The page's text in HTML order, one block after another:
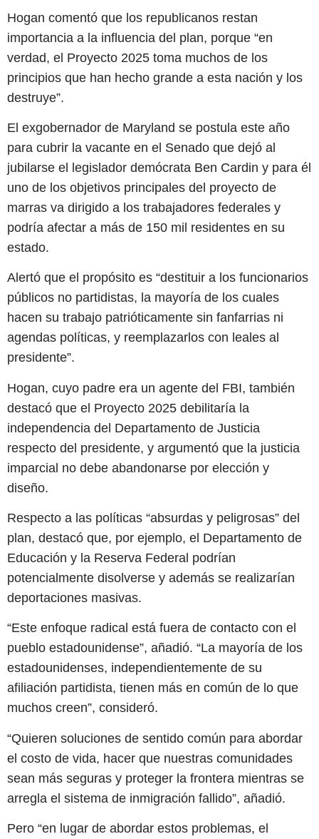
Hogan comentó que los republicanos restan
importancia a la influencia del plan, porque “en
verdad, el Proyecto 2025 toma muchos de los
principios que han hecho grande a esta nación y los
destruye”.
El exgobernador de Maryland se postula este año
para cubrir la vacante en el Senado que dejó al
jubilarse el legislador demócrata Ben Cardin y para él
uno de los objetivos principales del proyecto de
marras va dirigido a los trabajadores federales y
podría afectar a más de 150 mil residentes en su
estado.
Alertó que el propósito es “destituir a los funcionarios
públicos no partidistas, la mayoría de los cuales
hacen su trabajo patrióticamente sin fanfarrias ni
agendas políticas, y reemplazarlos con leales al
presidente”.
Hogan, cuyo padre era un agente del FBI, también
destacó que el Proyecto 2025 debilitaría la
independencia del Departamento de Justicia
respecto del presidente, y argumentó que la justicia
imparcial no debe abandonarse por elección y
diseño.
Respecto a las políticas “absurdas y peligrosas” del
plan, destacó que, por ejemplo, el Departamento de
Educación y la Reserva Federal podrían
potencialmente disolverse y además se realizarían
deportaciones masivas.
“Este enfoque radical está fuera de contacto con el
pueblo estadounidense”, añadió. “La mayoría de los
estadounidenses, independientemente de su
afiliación partidista, tienen más en común de lo que
muchos creen”, consideró.
“Quieren soluciones de sentido común para abordar
el costo de vida, hacer que nuestras comunidades
sean más seguras y proteger la frontera mientras se
arregla el sistema de inmigración fallido”, añadió.
Pero “en lugar de abordar estos problemas, el